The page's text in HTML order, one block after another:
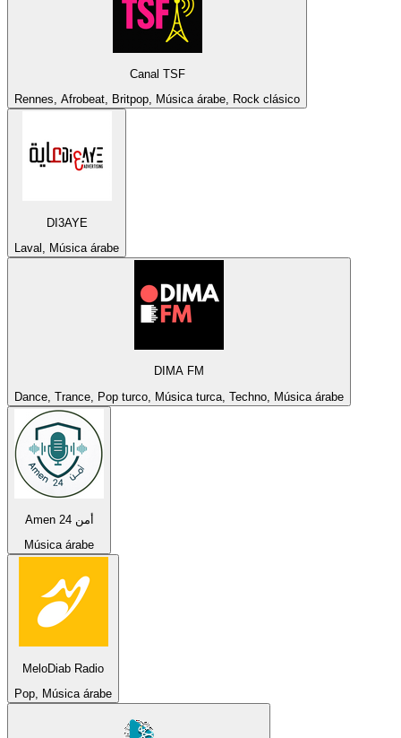
Canal TSF
Rennes, Afrobeat, Britpop, Música árabe, Rock clásico
DI3AYE
Laval, Música árabe
DIMA FM
Dance, Trance, Pop turco, Música turca, Techno, Música árabe
Amen 24 أمن
Música árabe
MeloDiab Radio
Pop, Música árabe